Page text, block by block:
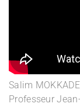
Salim
Professeur